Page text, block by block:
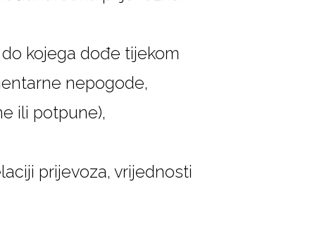
kojega dođe tijekom
nepogode,
ili potpune),
prijevoza, vrijednosti